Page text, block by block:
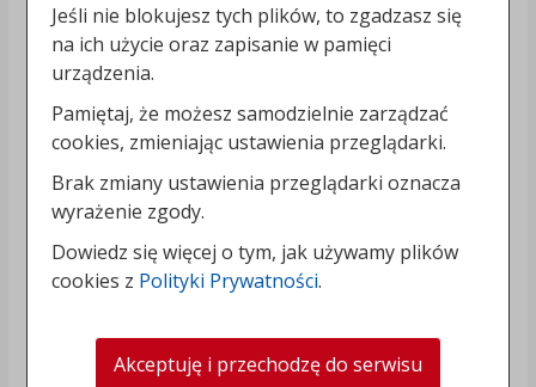
Jeśli nie blokujesz tych plików, to zgadzasz się
na ich użycie oraz zapisanie w pamięci
urządzenia.
Pamiętaj, że możesz samodzielnie zarządzać
cookies, zmieniając ustawienia przeglądarki.
Brak zmiany ustawienia przeglądarki oznacza
wyrażenie zgody.
Dowiedz się więcej o tym, jak używamy plików
cookies z Polityki Prywatności.
Akceptuję i przechodzę do serwisu